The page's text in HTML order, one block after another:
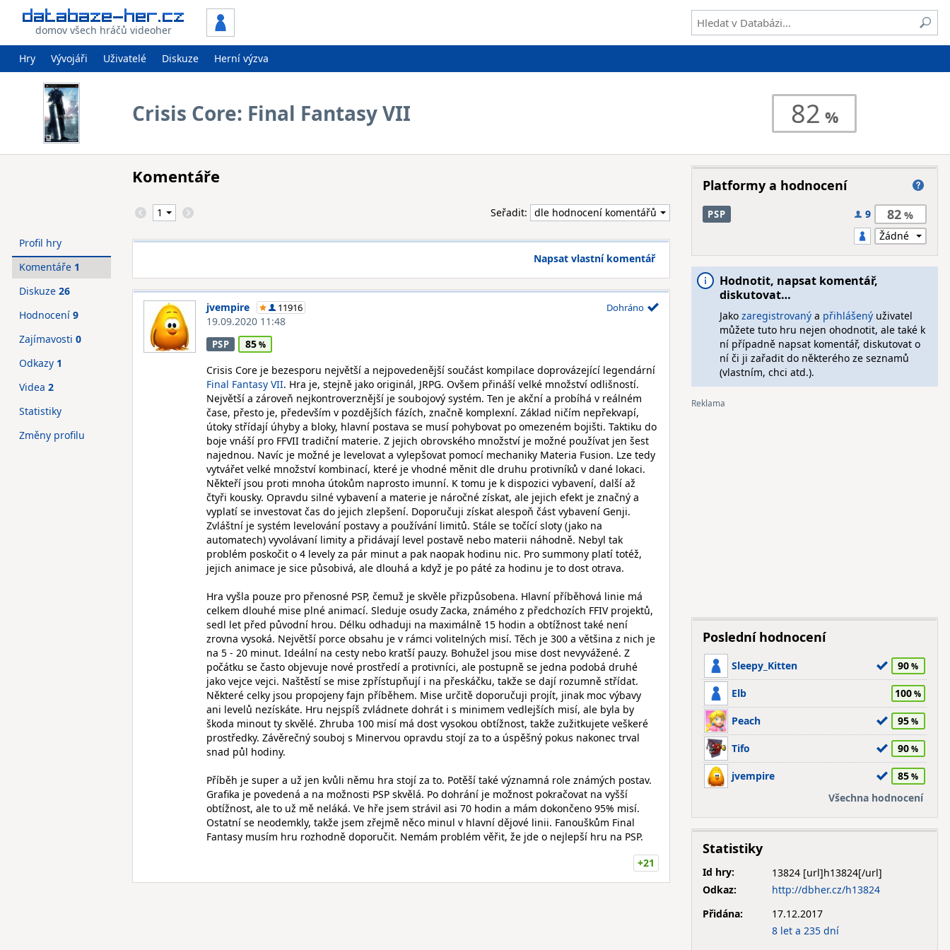
domov všech hráčů videoher
Hry Vývojáři Uživatelé Diskuze Herní výzva
Crisis Core: Final Fantasy VII 82
Komentáře
Seřadit:
Napsat vlastní komentář
jvempire 11916
19.09.2020 11:48
Dohráno
PSP
85
Crisis Core je bezesporu největší a nejpovedenější součást kompilace doprovázející legendární
Final Fantasy VII. Hra je, stejně jako originál, JRPG. Ovšem přináší velké množství odlišností.
Největší a zároveň nejkontroverznější je soubojový systém. Ten je akční a probíhá v reálném
čase, přesto je, především v pozdějších fázích, značně komplexní. Základ ničím nepřekvapí,
útoky střídají úhyby a bloky, hlavní postava se musí pohybovat po omezeném bojišti. Taktiku do
boje vnáší pro FFVII tradiční materie. Z jejich obrovského množství je možné používat jen šest
najednou. Navíc je možné je levelovat a vylepšovat pomocí mechaniky Materia Fusion. Lze tedy
vytvářet velké množství kombinací, které je vhodné měnit dle druhu protivníků v dané lokaci.
Někteří jsou proti mnoha útokům naprosto imunní. K tomu je k dispozici vybavení, další až
čtyři kousky. Opravdu silné vybavení a materie je náročné získat, ale jejich efekt je značný a
vyplatí se investovat čas do jejich zlepšení. Doporučuji získat alespoň část vybavení Genji.
Zvláštní je systém levelování postavy a používání limitů. Stále se točící sloty (jako na
automatech) vyvolávaní limity a přidávají level postavě nebo materii náhodně. Nebyl tak
problém poskočit o 4 levely za pár minut a pak naopak hodinu nic. Pro summony platí totéž,
jejich animace je sice působivá, ale dlouhá a když je po páté za hodinu je to dost otrava.
Hra vyšla pouze pro přenosné PSP, čemuž je skvěle přizpůsobena. Hlavní příběhová linie má
celkem dlouhé mise plné animací. Sleduje osudy Zacka, známého z předchozích FFIV projektů,
sedl let před původní hrou. Délku odhaduji na maximálně 15 hodin a obtížnost také není
zrovna vysoká. Největší porce obsahu je v rámci volitelných misí. Těch je 300 a většina z nich je
na 5 - 20 minut. Ideální na cesty nebo kratší pauzy. Bohužel jsou mise dost nevyvážené. Z
počátku se často objevuje nové prostředí a protivníci, ale postupně se jedna podobá druhé
jako vejce vejci. Naštěstí se mise zpřístupňují i na přeskáčku, takže se dají rozumně střídat.
Některé celky jsou propojeny fajn příběhem. Mise určitě doporučuji projít, jinak moc výbavy
ani levelů nezískáte. Hru nejspíš zvládnete dohrát i s minimem vedlejších misí, ale byla by
škoda minout ty skvělé. Zhruba 100 misí má dost vysokou obtížnost, takže zužitkujete veškeré
prostředky. Závěrečný souboj s Minervou opravdu stojí za to a úspěšný pokus nakonec trval
snad půl hodiny.
Příběh je super a už jen kvůli němu hra stojí za to. Potěší také významná role známých postav.
Grafika je povedená a na možnosti PSP skvělá. Po dohrání je možnost pokračovat na vyšší
obtížnost, ale to už mě neláká. Ve hře jsem strávil asi 70 hodin a mám dokončeno 95% misí.
Ostatní se neodemkly, takže jsem zřejmě něco minul v hlavní dějové linii. Fanouškům Final
Fantasy musím hru rozhodně doporučit. Nemám problém věřit, že jde o nejlepší hru na PSP.
+21
Profil hry
Komentáře 1
Diskuze 26
Hodnocení 9
Zajímavosti 0
Odkazy 1
Videa 2
Statistiky
Změny profilu
Platformy a hodnocení
PSP 9 82
Hodnotit, napsat komentář,
diskutovat…
Jako zaregistrovanýa přihlášenýuživatel
můžete tuto hru nejen ohodnotit, ale také k
ní případně napsat komentář, diskutovat o
ní či ji zařadit do některého ze seznamů
(vlastním, chci atd.).
Poslední hodnocení
Sleepy_Kitten 90
Elb 100
Peach 95
Tifo 90
jvempire
85
Všechna hodnocení
Statistiky
Id hry:
13824
Odkaz:
http://dbher.cz/h13824
Přidána:
17.12.2017
8 let a 235 dní